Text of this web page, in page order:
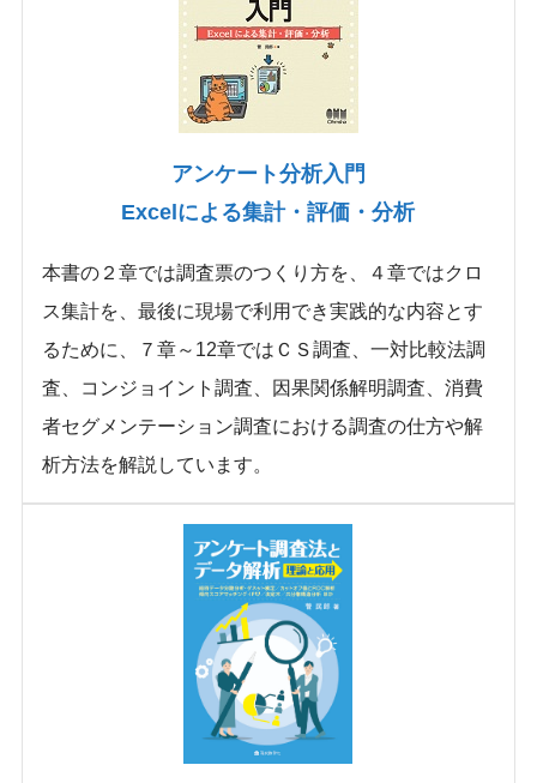
アンケート分析入門
Excelによる集計・評価・分析
本書の２章では調査票のつくり方を、４章ではクロ
ス集計を、最後に現場で利用でき実践的な内容とす
るために、７章～12章ではＣＳ調査、一対比較法調
査、コンジョイント調査、因果関係解明調査、消費
者セグメンテーション調査における調査の仕方や解
析方法を解説しています。